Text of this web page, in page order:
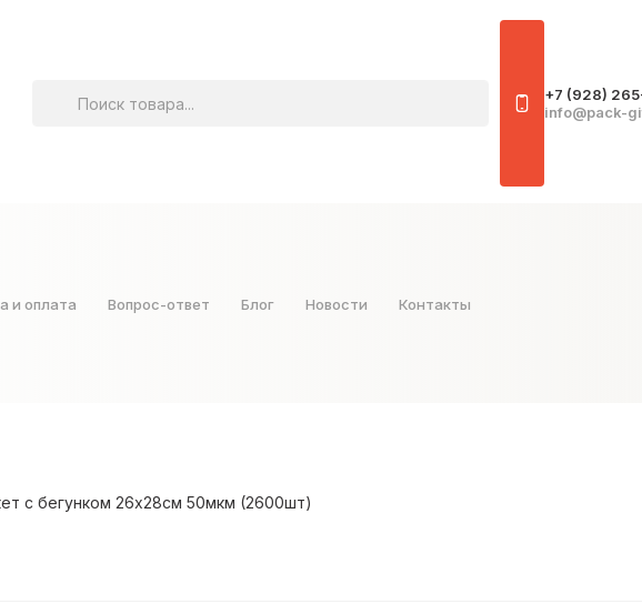
+7 (928)
info@pack-
и оплата Вопрос-ответ Блог Новости Контакты
с бегунком 26х28см 50мкм (2600шт)